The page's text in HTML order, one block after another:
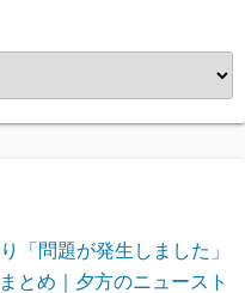
「問題が発生しました」
とめ｜夕方のニュースト